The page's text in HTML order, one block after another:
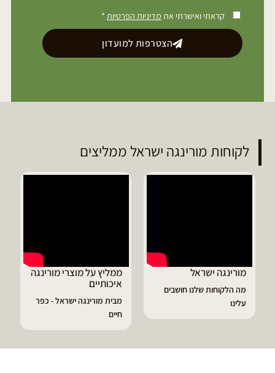
קראתי ואישרתי את מדיניות הפרטיות*
הצטרפות למועדון
לקוחות מורינגה ישראל ממליצים
ממליץ על מוצרי מורינגה
איכותיים
מבית מורינגה ישראל - כפר
דיוויד ממליץ על טבליות
מורינגה
הפסקתי לסבול מהתקפי
גאוט ודלקות